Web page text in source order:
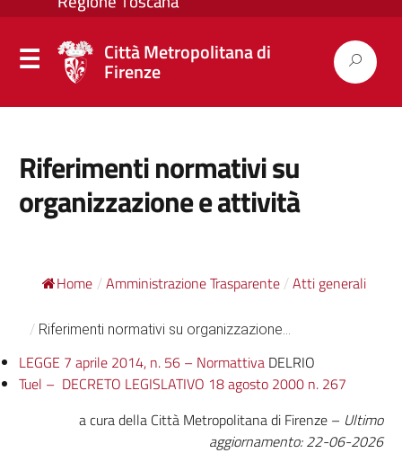
Città Metropolitana di
Firenze
Riferimenti normativi su
organizzazione e attività
Home / Amministrazione Trasparente / Atti generali
/ Riferimenti normativi su organizzazione...
LEGGE 7 aprile 2014, n. 56 – NormattivaDELRIO
Tuel – DECRETO LEGISLATIVO 18 agosto 2000 n. 267
a cura della Città Metropolitana di Firenze – Ultimo
aggiornamento: 22-06-2026